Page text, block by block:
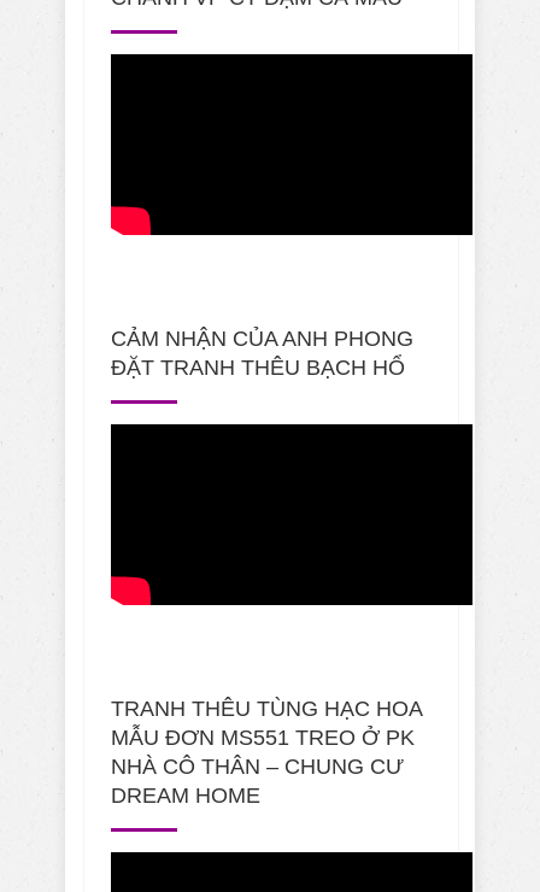
CẢM NHẬN CỦA ANH PHONG
ĐẶT TRANH THÊU BẠCH HỔ
TRANH THÊU TÙNG HẠC HOA
MẪU ĐƠN MS551 TREO Ở PK
NHÀ CÔ THÂN – CHUNG CƯ
DREAM HOME